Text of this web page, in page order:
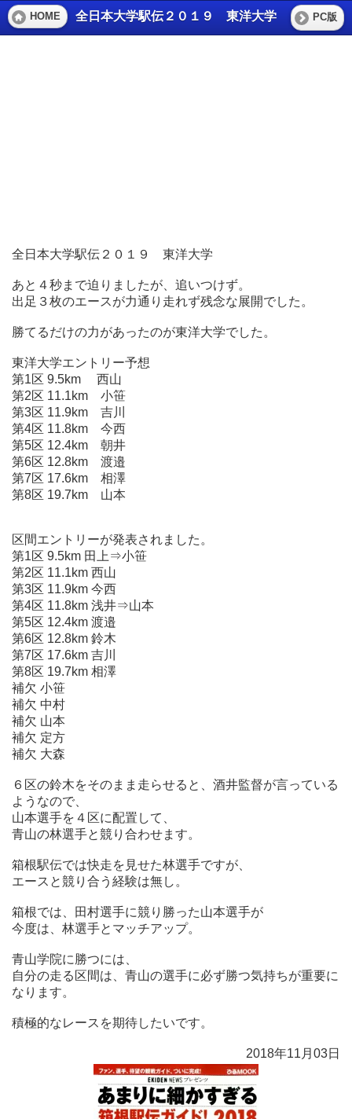
HOME 全日本大学駅伝２０１９ 東洋大学 PC版
全日本大学駅伝２０１９ 東洋大学
あと４秒まで迫りましたが、追いつけず。
出足３枚のエースが力通り走れず残念な展開でした。
勝てるだけの力があったのが東洋大学でした。
東洋大学エントリー予想
第1区 9.5km 西山
第2区 11.1km 小笹
第3区 11.9km 吉川
第4区 11.8km 今西
第5区 12.4km 朝井
第6区 12.8km 渡邉
第7区 17.6km 相澤
第8区 19.7km 山本
区間エントリーが発表されました。
第1区 9.5km 田上⇒小笹
第2区 11.1km 西山
第3区 11.9km 今西
第4区 11.8km 浅井⇒山本
第5区 12.4km 渡邉
第6区 12.8km 鈴木
第7区 17.6km 吉川
第8区 19.7km 相澤
補欠 小笹
補欠 中村
補欠 山本
補欠 定方
補欠 大森
６区の鈴木をそのまま走らせると、酒井監督が言っている
ようなので、
山本選手を４区に配置して、
青山の林選手と競り合わせます。
箱根駅伝では快走を見せた林選手ですが、
エースと競り合う経験は無し。
箱根では、田村選手に競り勝った山本選手が
今度は、林選手とマッチアップ。
青山学院に勝つには、
自分の走る区間は、青山の選手に必ず勝つ気持ちが重要に
なります。
積極的なレースを期待したいです。
2018年11月03日